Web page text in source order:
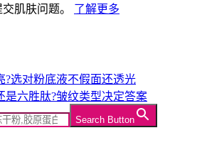
肌肤问题。 了解更多
?选对粉底液不假面还透光
是六胜肽?皱纹类型决定答案
Search Button